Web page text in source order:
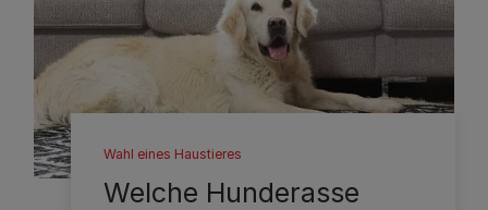
Wahl eines Haustieres
Welche Hunderasse